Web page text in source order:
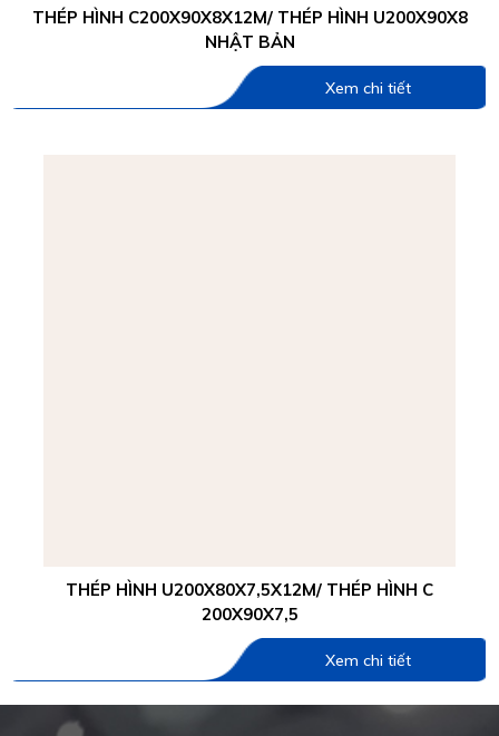
THÉP HÌNH C200X90X8X12M/ THÉP HÌNH U200X90X8
NHẬT BẢN
Xem chi tiết
THÉP HÌNH U200X80X7,5X12M/ THÉP HÌNH C
200X90X7,5
Xem chi tiết